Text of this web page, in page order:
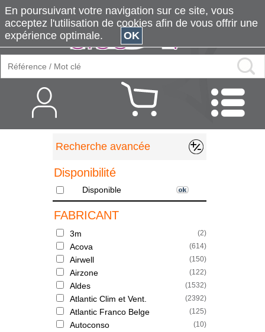
Recherche avancée
Disponibilité
Disponible
FABRICANT
3m (2)
Acova (614)
Airwell (150)
Airzone (122)
Aldes (1532)
Atlantic Clim et Vent. (2392)
Atlantic Franco Belge (125)
Autoconso (10)
En poursuivant votre navigation sur ce site, vous
acceptez l'utilisation de cookies afin de vous offrir une
expérience optimale.
OK